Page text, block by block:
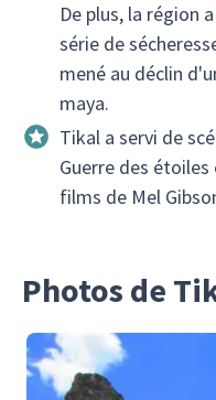
De plus, la région
série de
mené au déclin
maya.
Tikal a servi de
Guerre des
films de Mel
Photos de